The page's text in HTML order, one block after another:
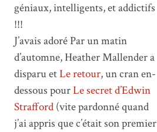
géniaux, intelligents, et addictifs
!!!
J’avais adoré Par un matin
d’automne, Heather Mallender a
disparu etLe retour, un cran en-
dessous pourLe secret d’Edwin
Strafford(vite pardonné quand
j’ai appris que c’était son premier